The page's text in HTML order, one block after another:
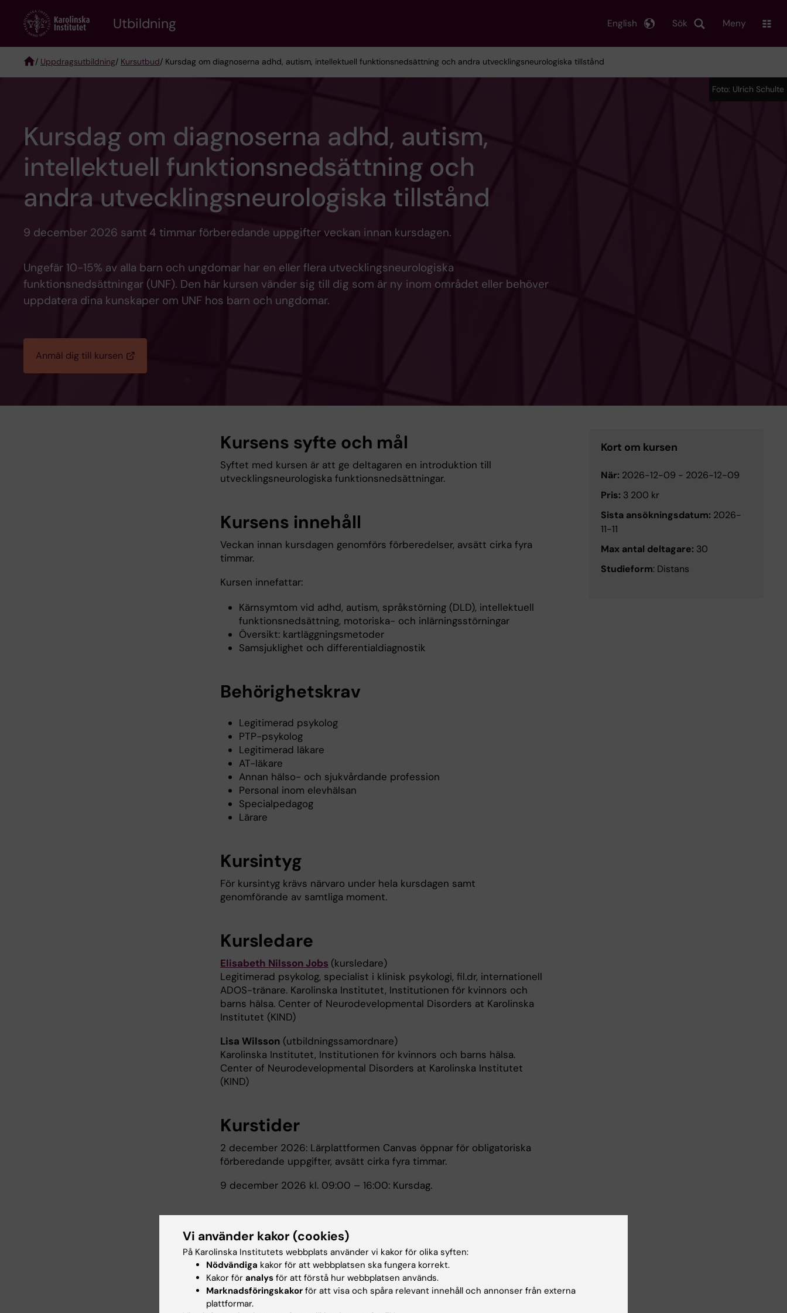
content
Utbildning Sök
English Meny
Breadcrumb
/ Uppdragsutbildning/ Kursutbud/ Kursdag om diagnoserna adhd, autism, intellektuell funktionsnedsättning och andra utvecklingsneurologiska tillstånd
Foto: Ulrich Schulte
Kursdag om diagnoserna adhd, autism,
intellektuell funktionsnedsättning och
andra utvecklingsneurologiska tillstånd
9 december 2026 samt 4 timmar förberedande uppgifter veckan innan kursdagen.
Ungefär 10-15% av alla barn och ungdomar har en eller flera utvecklingsneurologiska
funktionsnedsättningar (UNF). Den här kursen vänder sig till dig som är ny inom området eller behöver
uppdatera dina kunskaper om UNF hos barn och ungdomar.
Anmäl dig till kursen
Kursens syfte och mål
Syftet med kursen är att ge deltagaren en introduktion till
utvecklingsneurologiska funktionsnedsättningar.
Kursens innehåll
Veckan innan kursdagen genomförs förberedelser, avsätt cirka fyra
timmar.
Kursen innefattar:
Kärnsymtom vid adhd, autism, språkstörning (DLD), intellektuell
funktionsnedsättning, motoriska- och inlärningsstörningar
Översikt: kartläggningsmetoder
Samsjuklighet och differentialdiagnostik
Behörighetskrav
Legitimerad psykolog
PTP-psykolog
Legitimerad läkare
AT-läkare
Annan hälso- och sjukvårdande profession
Personal inom elevhälsan
Specialpedagog
Lärare
Kursintyg
För kursintyg krävs närvaro under hela kursdagen samt
genomförande av samtliga moment.
Kursledare
Elisabeth Nilsson Jobs (kursledare)
Legitimerad psykolog, specialist i klinisk psykologi, fil.dr, internationell
ADOS-tränare. Karolinska Institutet, Institutionen för kvinnors och
barns hälsa. Center of Neurodevelopmental Disorders at Karolinska
Institutet (KIND)
Lisa Wilsson (utbildningssamordnare)
Karolinska Institutet, Institutionen för kvinnors och barns hälsa.
Center of Neurodevelopmental Disorders at Karolinska Institutet
(KIND)
Kurstider
2 december 2026: Lärplattformen Canvas öppnar för obligatoriska
förberedande uppgifter, avsätt cirka fyra timmar.
9 december 2026 kl. 09:00 – 16:00: Kursdag.
Plats
Digital kurs i realtid via lärplattformen Canvas samt
videokommunikationstjänsten Zoom.
Kort om kursen
När: 2026-12-09 - 2026-12-09
Pris: 3 200 kr
Sista ansökningsdatum: 2026-
11-11
Max antal deltagare: 30
Studieform: Distans
Vi använder kakor (cookies)
På Karolinska Institutets webbplats använder vi kakor för olika syften:
Nödvändiga kakor för att webbplatsen ska fungera korrekt.
Kakor för analys för att förstå hur webbplatsen används.
Marknadsföringskakor för att visa och spåra relevant innehåll och annonser från externa
plattformar.